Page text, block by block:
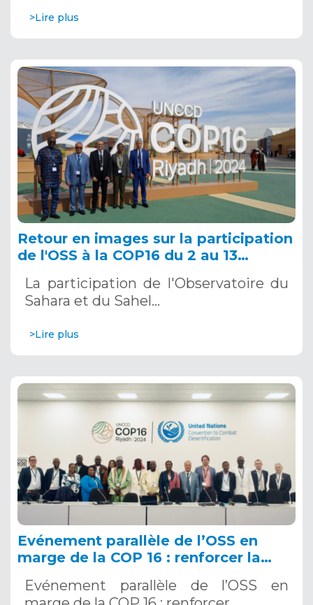
>Lire plus
Retour en images sur la participation
de l'OSS à la COP16 du 2 au 13
Saoudite
La participation de l'Observatoire du
Sahara et du Sahel…
>Lire plus
Evénement parallèle de l’OSS en
marge de la COP 16 : renforcer la
Systèmes d’Alerte Précoce
Evénement parallèle de l’OSS en